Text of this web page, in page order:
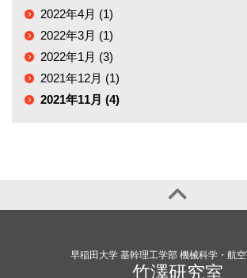
2022年4月 (1)
2022年3月 (1)
2022年1月 (3)
2021年12月 (1)
2021年11月 (4)
早稲田大学 基幹理工学部 機械科学・航
竹澤研究室